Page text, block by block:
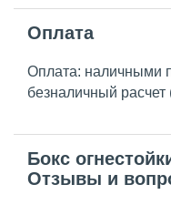
Оплата
Оплата: наличными
безналичный
Бокс
Отзывы и